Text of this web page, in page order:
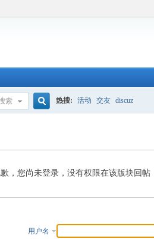
索
索
热搜: 活动 交友 discuz
，您尚未登录，没有权限在该版块回帖
用户名